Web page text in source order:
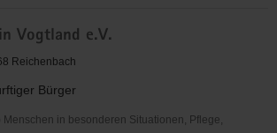
Vogtland e.V.
Reichenbach
Bürger
in besonderen Situationen, Pflege,